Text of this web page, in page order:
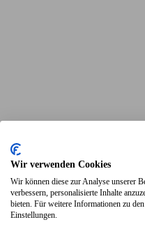
Wir verwenden Cookies
Wir können diese zur Analyse unserer
verbessern, personalisierte Inhalte
bieten. Für weitere Informationen zu
Einstellungen.